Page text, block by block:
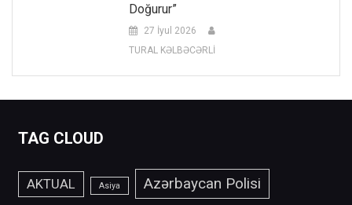
Doğurur”
27 İyul 2026
TURAL KƏLBƏCƏRLİ
TAG CLOUD
AKTUAL Asiya Azərbaycan Polisi